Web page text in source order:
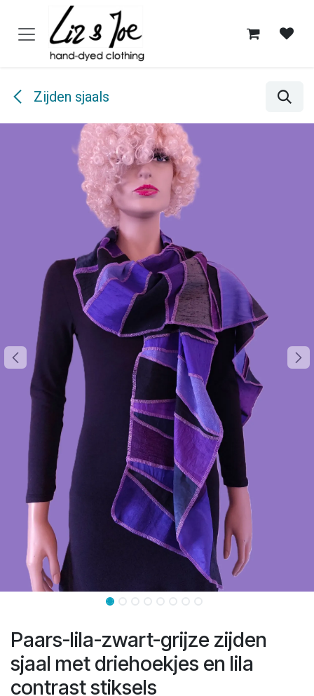
Overslaan naar inhoud
Zijden sjaals
Paars-lila-zwart-grijze zijden
sjaal met driehoekjes en lila
contrast stiksels